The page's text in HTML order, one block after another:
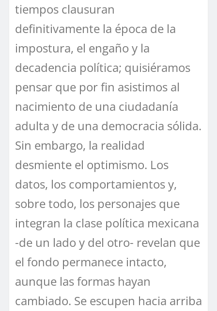
tiempos clausuran
definitivamente la época de la
impostura, el engaño y la
decadencia política; quisiéramos
pensar que por fin asistimos al
nacimiento de una ciudadanía
adulta y de una democracia sólida.
Sin embargo, la realidad
desmiente el optimismo. Los
datos, los comportamientos y,
sobre todo, los personajes que
integran la clase política mexicana
-de un lado y del otro- revelan que
el fondo permanece intacto,
aunque las formas hayan
cambiado. Se escupen hacia arriba